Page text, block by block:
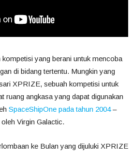
yang berani untuk mencoba
di bidang tertentu. Mungkin yang
XPRIZE, sebuah kompetisi untuk
ruang angkasa yang dapat digunakan
SpaceShipOne pada tahun 2004–
Virgin Galactic.
ke Bulan yang dijuluki XPRIZE